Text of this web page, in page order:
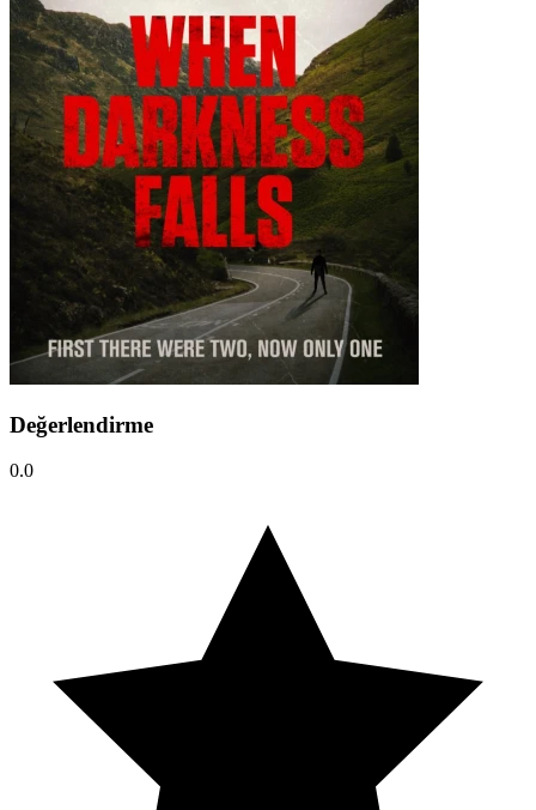
Değerlendirme
0.0